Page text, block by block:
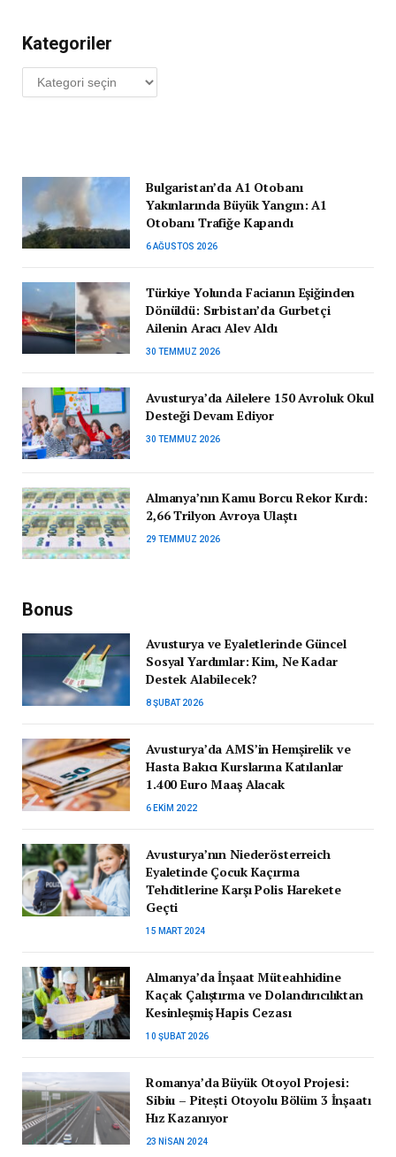
Kategoriler
Kategoriler
Bulgaristan’da A1 Otobanı
Yakınlarında Büyük Yangın: A1
Otobanı Trafiğe Kapandı
6 AĞUSTOS 2026
Türkiye Yolunda Facianın Eşiğinden
Dönüldü: Sırbistan’da Gurbetçi
Ailenin Aracı Alev Aldı
30 TEMMUZ 2026
Avusturya’da Ailelere 150 Avroluk Okul
Desteği Devam Ediyor
30 TEMMUZ 2026
Almanya’nın Kamu Borcu Rekor Kırdı:
2,66 Trilyon Avroya Ulaştı
29 TEMMUZ 2026
Bonus
Avusturya ve Eyaletlerinde Güncel
Sosyal Yardımlar: Kim, Ne Kadar
Destek Alabilecek?
8 ŞUBAT 2026
Avusturya’da AMS’in Hemşirelik ve
Hasta Bakıcı Kurslarına Katılanlar
1.400 Euro Maaş Alacak
6 EKIM 2022
Avusturya’nın Niederösterreich
Eyaletinde Çocuk Kaçırma
Tehditlerine Karşı Polis Harekete
Geçti
15 MART 2024
Almanya’da İnşaat Müteahhidine
Kaçak Çalıştırma ve Dolandırıcılıktan
Kesinleşmiş Hapis Cezası
10 ŞUBAT 2026
Romanya’da Büyük Otoyol Projesi:
Sibiu – Pitești Otoyolu Bölüm 3 İnşaatı
Hız Kazanıyor
23 NISAN 2024